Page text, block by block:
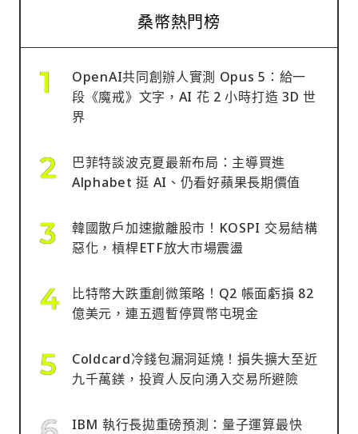
桑幣熱門榜
OpenAI共同創辦人實測 Opus 5：給一
段《魔戒》文字，AI 花 2 小時打造 3D 世
界
巴菲特談波克夏最新布局：主導買進
Alphabet 挺 AI、仍看好蘋果長期價值
韓國散戶加速撤離股市！KOSPI 交易結構
惡化，槓桿ETF放大市場震盪
比特幣大跌重創微策略！Q2 帳面虧損 82
億美元，連五週暫停買幣屯現金
Coldcard冷錢包漏洞延燒！損失擴大至近
九千萬鎂，投資人反向湧入交易所避險
IBM 執行長拋重磅預測：量子運算最快